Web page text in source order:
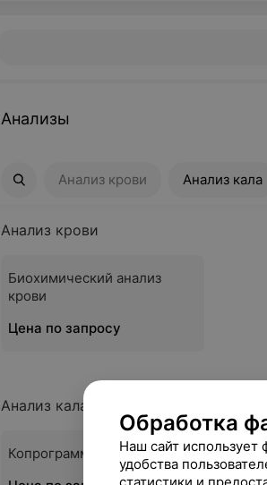
Анализы
Анализ крови Анализ кала
Анализ крови Анализ кала
Анализ крови
Биохимический анализ
крови
Цена по запросу
Анализ кала
Копрограмма
Обработка
Наш сайт
удобства